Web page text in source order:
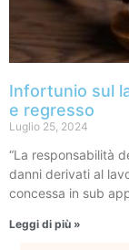
Infortunio sul
e regresso
Luglio 25, 2024
“La responsabilità
danni derivati al
concessa in sub
Leggi di più »